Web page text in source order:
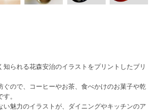
知られる花森安治のイラストをプリントしたブリ
ぐので、コーヒーやお茶、食べかけのお菓子や乾
。
い魅力のイラストが、ダイニングやキッチンのア